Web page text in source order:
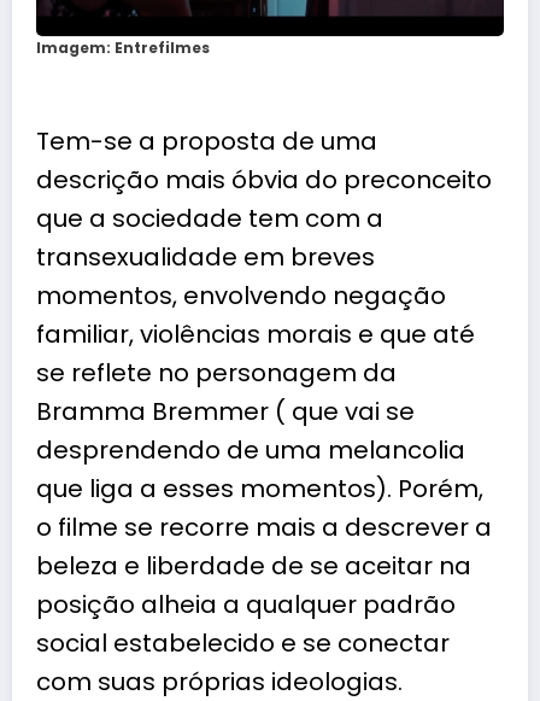
Imagem: Entrefilmes
Tem-se a proposta de uma
descrição mais óbvia do preconceito
que a sociedade tem com a
transexualidade em breves
momentos, envolvendo negação
familiar, violências morais e que até
se reflete no personagem da
Bramma Bremmer ( que vai se
desprendendo de uma melancolia
que liga a esses momentos). Porém,
o filme se recorre mais a descrever a
beleza e liberdade de se aceitar na
posição alheia a qualquer padrão
social estabelecido e se conectar
com suas próprias ideologias.